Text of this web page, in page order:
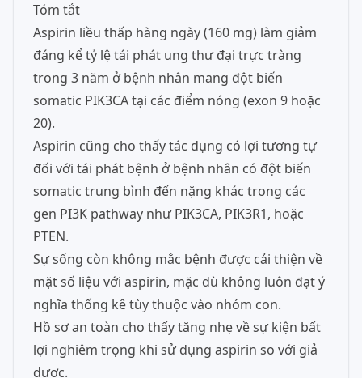
Tóm tắt
Aspirin liều thấp hàng ngày (160 mg) làm giảm
đáng kể tỷ lệ tái phát ung thư đại trực tràng
trong 3 năm ở bệnh nhân mang đột biến
somatic PIK3CA tại các điểm nóng (exon 9 hoặc
20).
Aspirin cũng cho thấy tác dụng có lợi tương tự
đối với tái phát bệnh ở bệnh nhân có đột biến
somatic trung bình đến nặng khác trong các
gen PI3K pathway như PIK3CA, PIK3R1, hoặc
PTEN.
Sự sống còn không mắc bệnh được cải thiện về
mặt số liệu với aspirin, mặc dù không luôn đạt ý
nghĩa thống kê tùy thuộc vào nhóm con.
Hồ sơ an toàn cho thấy tăng nhẹ về sự kiện bất
lợi nghiêm trọng khi sử dụng aspirin so với giả
dược.